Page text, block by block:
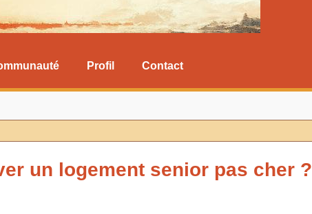
Profil Contact
un logement senior pas cher ?